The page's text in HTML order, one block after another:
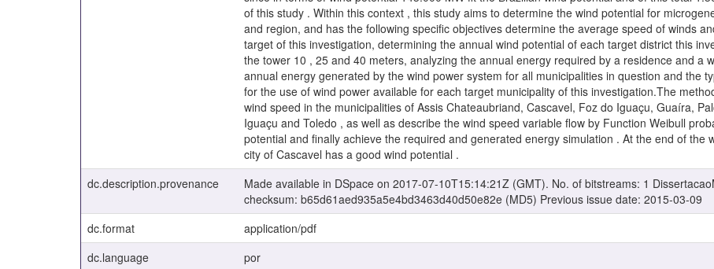
of this study . Within this context , this study aims to determine the wind potential for
and region, and has the following specific objectives determine the average speed of winds
target of this investigation, determining the annual wind potential of each target district this
the tower 10 , 25 and 40 meters, analyzing the annual energy required by a residence and a
annual energy generated by the wind power system for all municipalities in question and the
for the use of wind power available for each target municipality of this investigation.The
wind speed in the municipalities of Assis Chateaubriand, Cascavel, Foz do Iguaçu, Guaíra,
Iguaçu and Toledo , as well as describe the wind speed variable flow by Function Weibull
potential and finally achieve the required and generated energy simulation . At the end of the
city of Cascavel has a good wind potential .
dc.description.provenance
Made available in DSpace on 2017-07-10T15:14:21Z (GMT). No. of bitstreams: 1
checksum: b65d61aed935a5e4bd3463d40d50e82e (MD5) Previous issue date: 2015-03-09
dc.format application/pdf
dc.language
por